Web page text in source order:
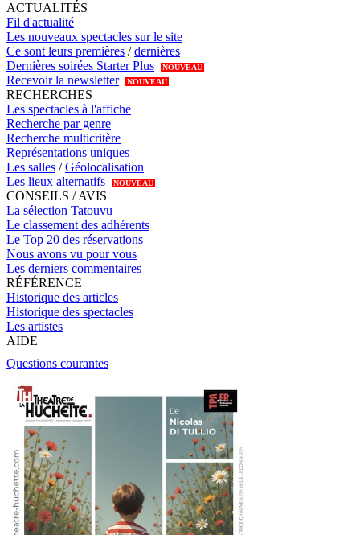
ACTUALITÉS
Fil d'actualité
Les nouveaux spectacles sur le site
Ce sont leurs premières /dernières
Dernières soirées Starter Plus
NOUVEAU
Recevoir la newsletter NOUVEAU
RECHERCHES
Les spectacles à l'affiche
Recherche par genre
Recherche multicritère
Représentations uniques
Les salles /Géolocalisation
Les lieux alternatifs
NOUVEAU
CONSEILS / AVIS
La sélection Tatouvu
Le classement des adhérents
Le Top 20 des réservations
Nous avons vu pour vous
Les derniers commentaires
RÉFÉRENCE
Historique des articles
Historique des spectacles
Les artistes
AIDE
Questions courantes